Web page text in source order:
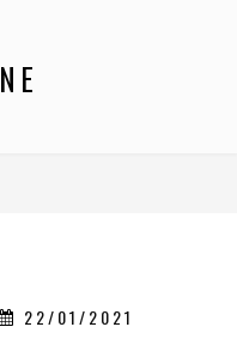
22/01/2021